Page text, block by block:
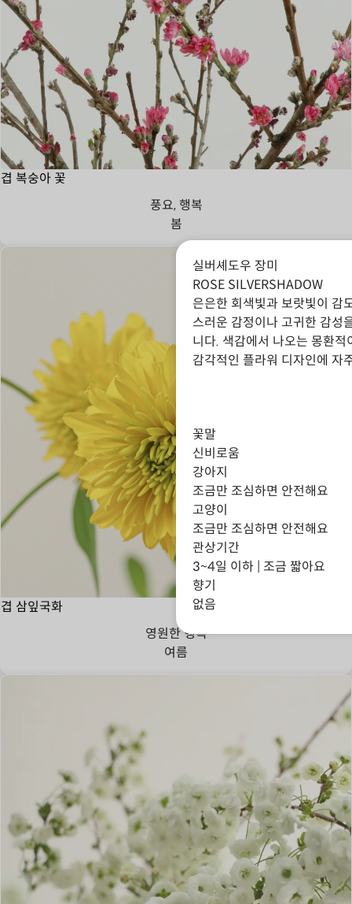
겹 복숭아 꽃
풍요, 행복
봄
겹 삼잎국화
영원한 행복
여름
신
실버셰도우 장미
ROSE SILVERSHADOW
은은한 회색빛과 보랏빛이 감
스러운 감정이나 고귀한 감성
니다. 색감에서 나오는 몽환
감각적인 플라워 디자인에 자
꽃말
신비로움
강아지
조금만 조심하면 안전해요
고양이
조금만 조심하면 안전해요
관상기간
3~4일 이하 | 조금 짧아요
향기
없음